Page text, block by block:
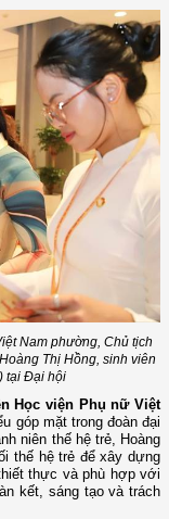
Nam phường, Chủ tịch
Thị Hồng, sinh viên
tại Đại hội
Học viện Phụ nữ Việt
góp mặt trong đoàn đại
niên thế hệ trẻ, Hoàng
thế hệ trẻ để xây dựng
thực và phù hợp với
kết, sáng tạo và trách